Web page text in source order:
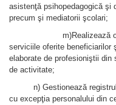
asistenţă psihopedagogică şi
precum şi mediatorii şcolari;
m)Realizează o bază
serviciile oferite beneficiarilor
elaborate de profesioniştii din
de activitate;
n) Gestionează registrul
cu excepţia personalului din